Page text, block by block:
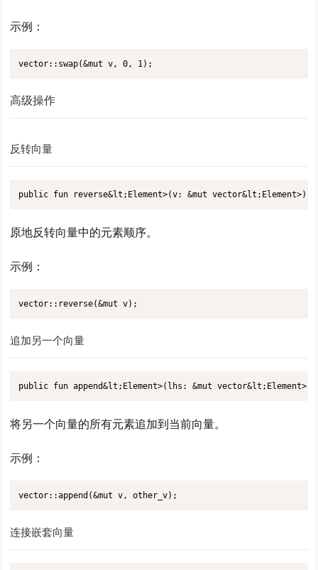
示例：
vector::swap(&mut v, 0, 1);
高级操作
反转向量
public fun reverse&lt;Element>(v: &mut vector&lt;Element>)
原地反转向量中的元素顺序。
示例：
vector::reverse(&mut v);
追加另一个向量
public fun append&lt;Element>(lhs: &mut
将另一个向量的所有元素追加到当前向量。
示例：
vector::append(&mut v, other_v);
连接嵌套向量